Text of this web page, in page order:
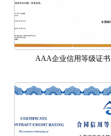
AAA企业信用等级证书